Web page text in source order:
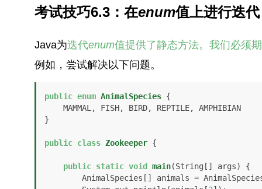
考试技巧6.3：在enum值上进行迭代
Java为迭代enum值提供了静态方法。我们必须
例如，尝试解决以下问题。
public enum AnimalSpecies {
}
public class Zookeeper {
public static void main(String[] args)
{